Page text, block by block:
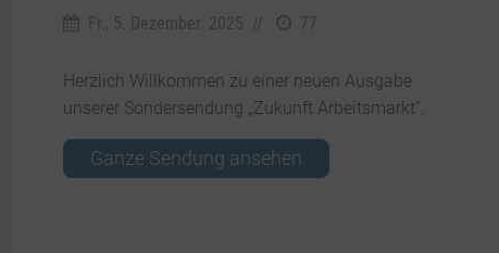
Fr., 5. Dezember. 2025 // 77
Herzlich Willkommen zu einer neuen Ausgabe
unserer Sondersendung „Zukunft Arbeitsmarkt“.
Ganze Sendung ansehen